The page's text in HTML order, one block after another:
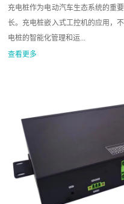
充电桩作为电动汽车生态系统的重
长。充电桩嵌入式工控机的应用，
电桩的智能化管理和运...
查看更多